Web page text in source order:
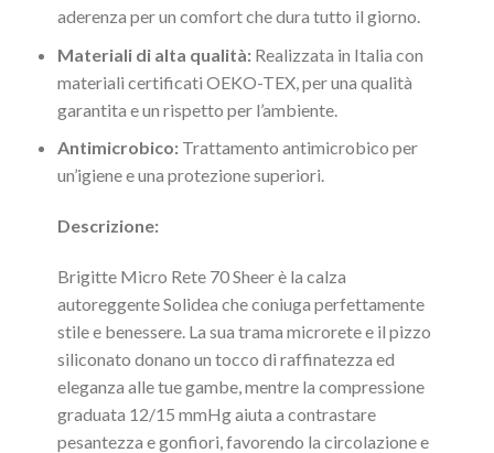
aderenza per un comfort che dura tutto il giorno.
Materiali di alta qualità:Realizzata in Italia con
materiali certificati OEKO-TEX, per una qualità
garantita e un rispetto per l’ambiente.
Antimicrobico:Trattamento antimicrobico per
un’igiene e una protezione superiori.
Descrizione:
Brigitte Micro Rete 70 Sheer è la calza
autoreggente Solidea che coniuga perfettamente
stile e benessere. La sua trama microrete e il pizzo
siliconato donano un tocco di raffinatezza ed
eleganza alle tue gambe, mentre la compressione
graduata 12/15 mmHg aiuta a contrastare
pesantezza e gonfiori, favorendo la circolazione e